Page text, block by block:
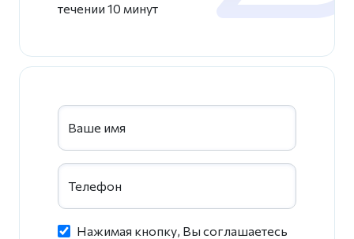
течении 10 минут
Ваше имя
Телефон
Нажимая кнопку, Вы соглашаетесь